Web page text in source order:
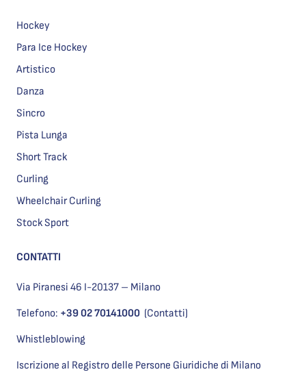
Hockey
Para Ice Hockey
Artistico
Danza
Sincro
Pista Lunga
Short Track
Curling
Wheelchair Curling
Stock Sport
CONTATTI
Via Piranesi 46 I-20137 – Milano
Telefono: +39 02 70141000 (Contatti)
Whistleblowing
Iscrizione al Registro delle Persone Giuridiche di Milano